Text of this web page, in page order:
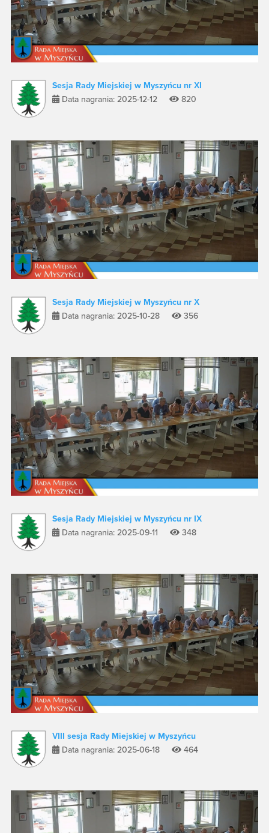
Sesja Rady Miejskiej w Myszyńcu nr XI
Data nagrania: 2025-12-12
820
Sesja Rady Miejskiej w Myszyńcu nr X
Data nagrania: 2025-10-28
356
Sesja Rady Miejskiej w Myszyńcu nr IX
Data nagrania: 2025-09-11
348
VIII sesja Rady Miejskiej w Myszyńcu
Data nagrania: 2025-06-18
464